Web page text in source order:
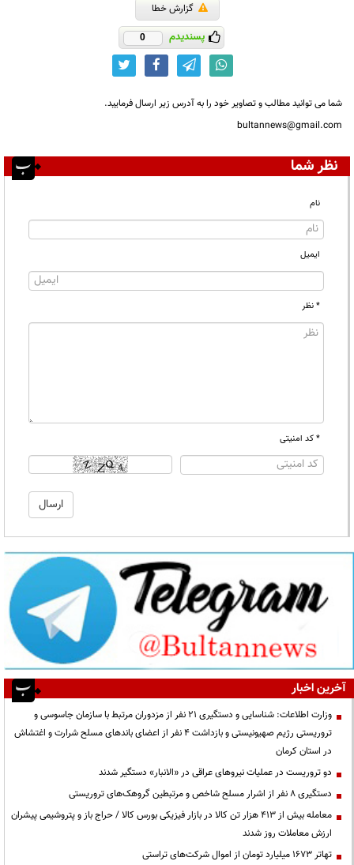
گزارش خطا
پسندیدم 0
شما می توانید مطالب و تصاویر خود را به آدرس زیر ارسال فرمایید.
bultannews@gmail.com
نظر شما
نام
ایمیل
* نظر
* کد امنیتی
آخرین اخبار
وزارت اطلاعات: شناسایی و دستگیری ۲۱ نفر از مزدوران مرتبط با سازمان جاسوسی و
تروریستی رژیم صهیونیستی و بازداشت ۴ نفر از اعضای باندهای مسلح شرارت و اغتشاش
در استان کرمان
دو تروریست در عملیات نیروهای عراقی در «الانبار» دستگیر شدند
دستگیری ۸ نفر از اشرار مسلح شاخص و مرتبطین گروهک‌های تروریستی
معامله بیش از ۴۱۳ هزار تن کالا در بازار فیزیکی بورس کالا / حراج باز و پتروشیمی پیشران
ارزش معاملات روز شدند
تهاتر ۱۶۷۳ میلیارد تومان از اموال شرکت‌های تراستی